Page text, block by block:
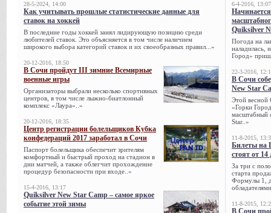
28-5-2024, 14:00
Как учитывать прошлые статистические данные для
ставок на хоккей
В последние годы хоккей занял лидирующую позицию среди
любителей ставок. Это объясняется в том числе наличием
широкого выбора категорий ставок и их своеобразных правил...»
20-12-2016, 18:50
В Сочи пройдут III зимние Всемирные
военные игры
Организаторы выбрали несколько спортивных
центров, в том числе лыжно-биатлонный
комплекс «Лаура»..»
20-12-2016, 18:35
Центр регистрации болельщиков Кубка
конфедераций 2017 заработал в Сочи
Паспорт болельщика обеспечит зрителям
комфортный и быстрый проход на стадион в
дни матчей, а также облегчит прохождение
процедур безопасности при входе..»
15-4-2016, 13:17
Quiksilver New Star Camp – самое яркое
событие этой зимы
6-4-2016, 13:07
Quiksilver
Погода на
наладилась,
Город»
22-3-2016,
В Сочи
New Star
Этой весной
«Горки
масштабный
Star..»
11-8-2015,
Билеты на
стоят от
За три с
старта
Формулы 1,
11-8-2015,
В Сочи